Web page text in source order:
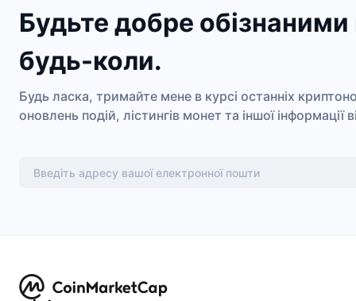
Будьте добре
будь-коли.
Будь ласка, тримайте мене в курсі останніх
оновлень подій, лістингів монет та іншої інформації